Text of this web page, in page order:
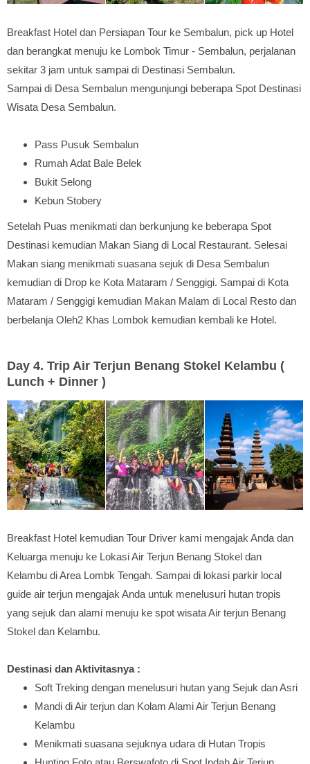
Breakfast Hotel dan Persiapan Tour ke Sembalun, pick up Hotel
dan berangkat menuju ke Lombok Timur - Sembalun, perjalanan
sekitar 3 jam untuk sampai di Destinasi Sembalun.
Sampai di Desa Sembalun mengunjungi beberapa Spot Destinasi
Wisata Desa Sembalun.
Pass Pusuk Sembalun
Rumah Adat Bale Belek
Bukit Selong
Kebun Stobery
Setelah Puas menikmati dan berkunjung ke beberapa Spot
Destinasi kemudian Makan Siang di Local Restaurant. Selesai
Makan siang menikmati suasana sejuk di Desa Sembalun
kemudian di Drop ke Kota Mataram / Senggigi. Sampai di Kota
Mataram / Senggigi kemudian Makan Malam di Local Resto dan
berbelanja Oleh2 Khas Lombok kemudian kembali ke Hotel.
Day 4. Trip Air Terjun Benang Stokel Kelambu (
Lunch + Dinner )
Breakfast Hotel kemudian Tour Driver kami mengajak Anda dan
Keluarga menuju ke Lokasi Air Terjun Benang Stokel dan
Kelambu di Area Lombk Tengah. Sampai di lokasi parkir local
guide air terjun mengajak Anda untuk menelusuri hutan tropis
yang sejuk dan alami menuju ke spot wisata Air terjun Benang
Stokel dan Kelambu.
Destinasi dan Aktivitasnya :
Soft Treking dengan menelusuri hutan yang Sejuk dan Asri
Mandi di Air terjun dan Kolam Alami Air Terjun Benang
Kelambu
Menikmati suasana sejuknya udara di Hutan Tropis